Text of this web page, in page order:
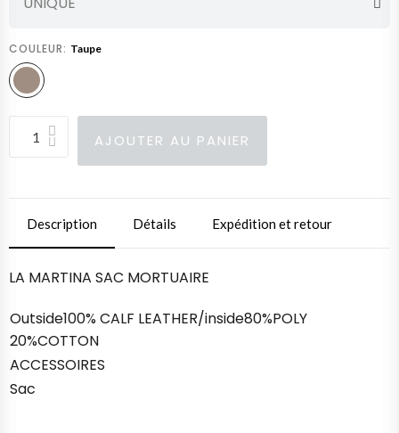
COULEUR Taupe
AJOUTER AU PANIER
Description Détails Expédition et retour
LA MARTINA SAC MORTUAIRE
Outside100% CALF LEATHER/inside80%POLY
20%COTTON
ACCESSOIRES
Sac